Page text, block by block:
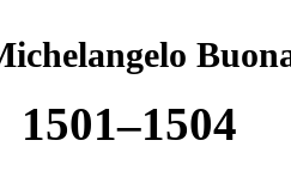
1501–1504